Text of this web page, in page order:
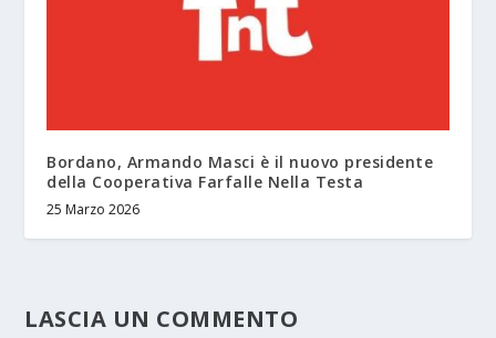
Bordano, Armando Masci è il nuovo presidente
della Cooperativa Farfalle Nella Testa
25 Marzo 2026
LASCIA UN COMMENTO